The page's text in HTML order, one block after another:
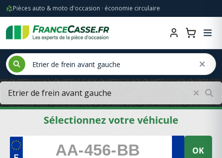
Pièces auto & moto d'occasion · économie circulaire
Sélectionnez votre véhicule
OK